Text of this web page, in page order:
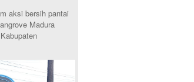
aksi bersih pantai
Madura